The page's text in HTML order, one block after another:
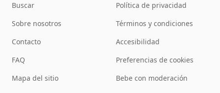
Buscar
Sobre nosotros
Contacto
FAQ
Mapa del sitio
Política de privacidad
Términos y condiciones
Accesibilidad
Preferencias de cookies
Bebe con moderación